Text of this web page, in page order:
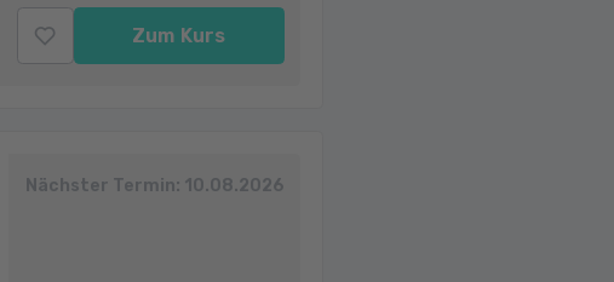
Zum Kurs
Nächster Termin: 10.08.2026